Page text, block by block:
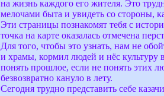
на жизнь каждого его жителя. Это
мелочами быта и увидеть со стороны,
Эти страницы познакомят тебя с
точка на карте оказалась отмечена
Для того, чтобы это узнать, нам не
и храмы, кормил людей и нёс культуру
понять прошлое, если не понять этих
безвозвратно кануло в лету.
Сегодня трудно представить себе